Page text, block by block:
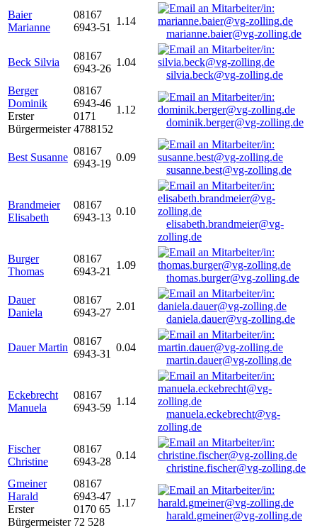
Baier
Marianne
08167
6943-51
1.14
marianne.baier@vg-zolling.de
Beck Silvia
08167
6943-26
1.04
silvia.beck@vg-zolling.de
Berger
Dominik
Erster
Bürgermeister
08167
6943-46
0171
4788152
1.12
dominik.berger@vg-zolling.de
Best Susanne
08167
6943-19
0.09
susanne.best@vg-zolling.de
Brandmeier
Elisabeth
08167
6943-13
0.10
elisabeth.brandmeier@vg-
zolling.de
Burger
Thomas
08167
6943-21
1.09
thomas.burger@vg-zolling.de
Dauer
Daniela
08167
6943-27
2.01
daniela.dauer@vg-zolling.de
Dauer Martin
08167
6943-31
0.04
martin.dauer@vg-zolling.de
Eckebrecht
Manuela
08167
6943-59
1.14
manuela.eckebrecht@vg-
zolling.de
Fischer
Christine
08167
6943-28
0.14
christine.fischer@vg-zolling.de
Gmeiner
Harald
Erster
Bürgermeister
08167
6943-47
0170 65
72 528
1.17
harald.gmeiner@vg-zolling.de